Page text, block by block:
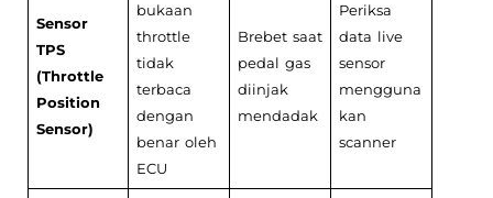
Sensor
TPS
(Throttle
Position
Sensor)
bukaan
throttle
tidak
terbaca
dengan
benar oleh
ECU
Brebet saat
pedal gas
diinjak
mendadak
Periksa
data live
sensor
mengguna
kan
scanner